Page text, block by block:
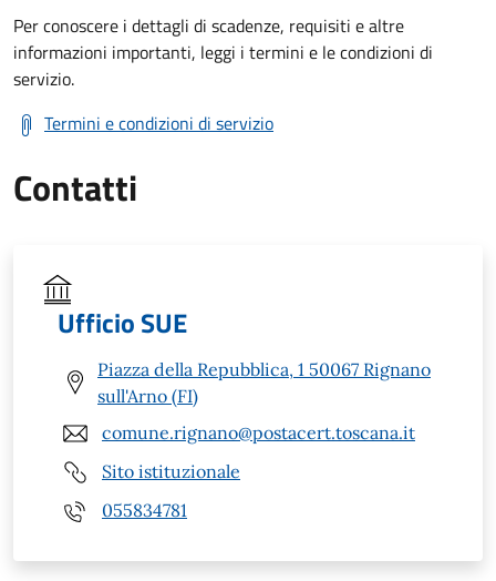
Per conoscere i dettagli di scadenze, requisiti e altre
informazioni importanti, leggi i termini e le condizioni di
servizio.
Termini e condizioni di servizio
Contatti
Ufficio SUE
Piazza della Repubblica, 1 50067 Rignano
sull'Arno (FI)
comune.rignano@postacert.toscana.it
Sito istituzionale
055834781